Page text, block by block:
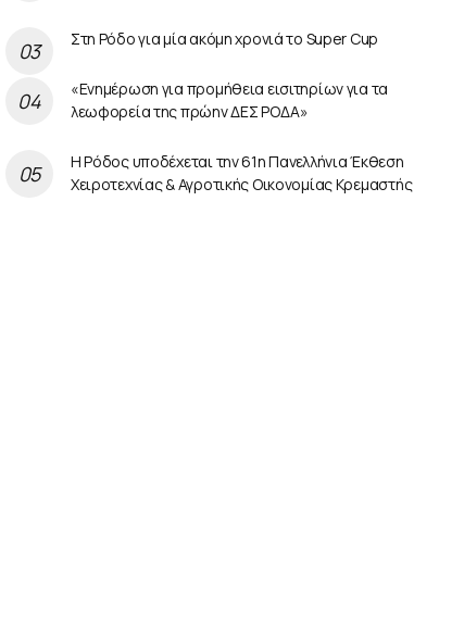
Στη Ρόδο για μία ακόμη χρονιά το Super Cup
«Ενημέρωση για προμήθεια εισιτηρίων για τα
λεωφορεία της πρώην ΔΕΣ ΡΟΔΑ»
Η Ρόδος υποδέχεται την 61η Πανελλήνια Έκθεση
Χειροτεχνίας & Αγροτικής Οικονομίας Κρεμαστής